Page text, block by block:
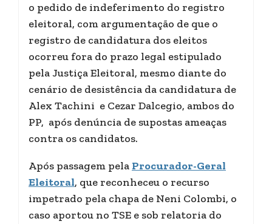
o pedido de indeferimento do registro
eleitoral, com argumentação de que o
registro de candidatura dos eleitos
ocorreu fora do prazo legal estipulado
pela Justiça Eleitoral, mesmo diante do
cenário de desistência da candidatura de
Alex Tachini e Cezar Dalcegio, ambos do
PP, após denúncia de supostas ameaças
contra os candidatos.
Após passagem pela Procurador-Geral
Eleitoral, que reconheceu o recurso
impetrado pela chapa de Neni Colombi, o
caso aportou no TSE e sob relatoria do